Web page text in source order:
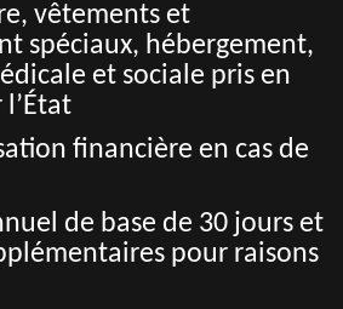
vêtements et
spéciaux, hébergement,
et sociale pris en
financière en cas de
de base de 30 jours et
pour raisons